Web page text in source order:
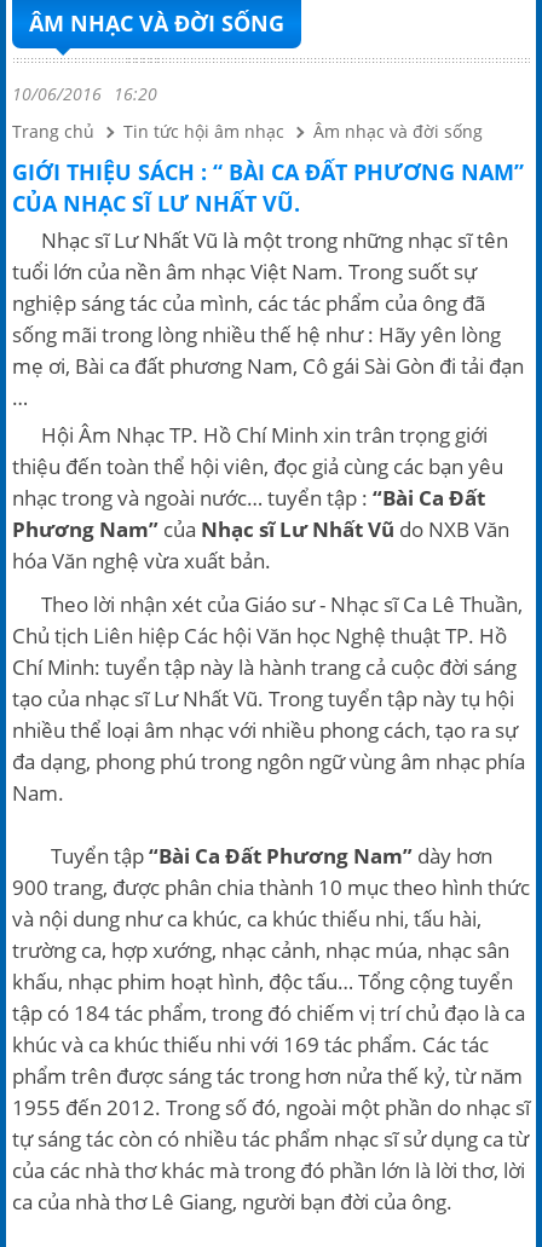
ÂM NHẠC VÀ ĐỜI SỐNG
10/06/2016
16:20
Trang chủ
Tin tức hội âm nhạc Âm nhạc và đời sống
GIỚI THIỆU SÁCH : “ BÀI CA ĐẤT PHƯƠNG NAM”
CỦA NHẠC SĨ LƯ NHẤT VŨ.
Nhạc sĩ Lư Nhất Vũ là một trong những nhạc sĩ tên
tuổi lớn của nền âm nhạc Việt Nam. Trong suốt sự
nghiệp sáng tác của mình, các tác phẩm của ông đã
sống mãi trong lòng nhiều thế hệ như : Hãy yên lòng
mẹ ơi, Bài ca đất phương Nam, Cô gái Sài Gòn đi tải đạn
…
Hội Âm Nhạc TP. Hồ Chí Minh xin trân trọng giới
thiệu đến toàn thể hội viên, đọc giả cùng các bạn yêu
nhạc trong và ngoài nước… tuyển tập : “Bài Ca Đất
Phương Nam” của Nhạc sĩ Lư Nhất Vũ do NXB Văn
hóa Văn nghệ vừa xuất bản.
Theo lời nhận xét của Giáo sư - Nhạc sĩ Ca Lê Thuần,
Chủ tịch Liên hiệp Các hội Văn học Nghệ thuật TP. Hồ
Chí Minh: tuyển tập này là hành trang cả cuộc đời sáng
tạo của nhạc sĩ Lư Nhất Vũ. Trong tuyển tập này tụ hội
nhiều thể loại âm nhạc với nhiều phong cách, tạo ra sự
đa dạng, phong phú trong ngôn ngữ vùng âm nhạc phía
Nam.
Tuyển tập“Bài Ca Đất Phương Nam” dày hơn
900 trang, được phân chia thành 10 mục theo hình thức
và nội dung như ca khúc, ca khúc thiếu nhi, tấu hài,
trường ca, hợp xướng, nhạc cảnh, nhạc múa, nhạc sân
khấu, nhạc phim hoạt hình, độc tấu… Tổng cộng tuyển
tập có 184 tác phẩm, trong đó chiếm vị trí chủ đạo là ca
khúc và ca khúc thiếu nhi với 169 tác phẩm. Các tác
phẩm trên được sáng tác trong hơn nửa thế kỷ, từ năm
1955 đến 2012. Trong số đó, ngoài một phần do nhạc sĩ
tự sáng tác còn có nhiều tác phẩm nhạc sĩ sử dụng ca từ
của các nhà thơ khác mà trong đó phần lớn là lời thơ, lời
ca của nhà thơ Lê Giang, người bạn đời của ông.